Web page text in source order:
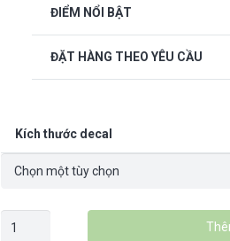
ĐIỂM NỔI BẬT
ĐẶT HÀNG THEO YÊU CẦU
Kích thước decal
Decal